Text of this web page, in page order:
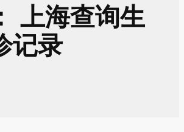
上海查询生
记录